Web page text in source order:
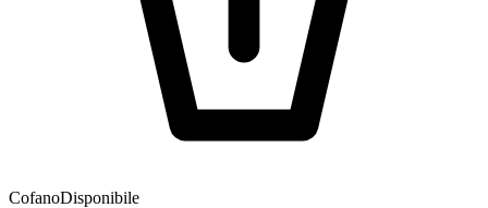
CofanoDisponibile